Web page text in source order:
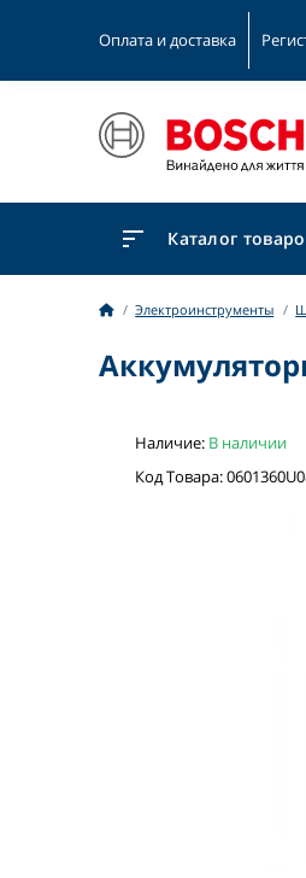
Оплата и доставка
Каталог
Электроинструменты
Наличие: В наличии
Код Товара: